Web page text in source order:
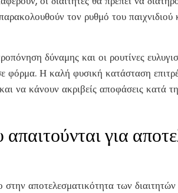
τον ρυθμό του
δύναμης και οι ρουτίνες
φόρμα. Η καλή φυσική κατάσταση
να κάνουν ακριβείς αποφάσεις κατά
για
στην αποτελεσματικότητα των